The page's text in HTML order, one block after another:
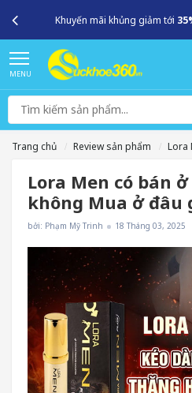
Khuyến mãi khủng giảm tới
MENU
Trang chủ Review sản phẩm Lora
Lora Men có bán
không Mua ở đâu
bởi: Phạm Mỹ Trinh 18 Tháng 03, 2025